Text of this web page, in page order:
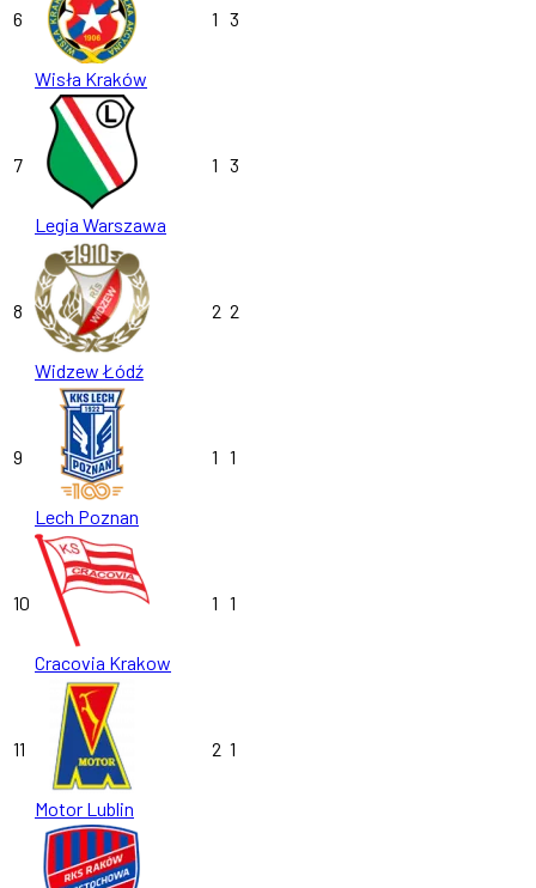
6
Wisła Kraków
1 3
7
Legia Warszawa
1 3
8
Widzew Łódź
2 2
9
Lech Poznan
1 1
10
Cracovia Krakow
1 1
11
Motor Lublin
2 1